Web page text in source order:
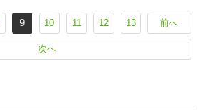
前へ
次へ
9 10 11 12 13